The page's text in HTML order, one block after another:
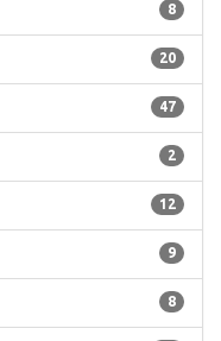
8
20
47
2
12
9
8